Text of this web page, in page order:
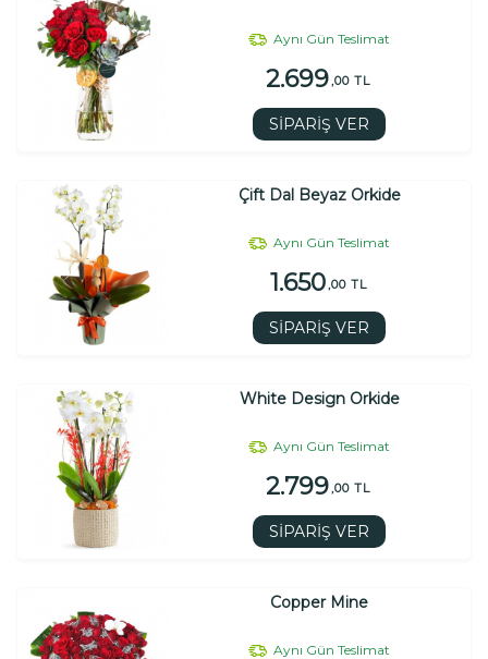
Aynı Gün Teslimat
2.699 ,00 TL
SİPARİŞ VER
Çift Dal Beyaz Orkide
Aynı Gün Teslimat
1.650 ,00 TL
SİPARİŞ VER
White Design Orkide
Aynı Gün Teslimat
2.799 ,00 TL
SİPARİŞ VER
Copper Mine
Aynı Gün Teslimat